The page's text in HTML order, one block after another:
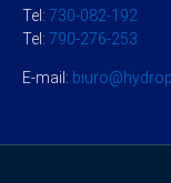
Tel: 730-082-192
Tel: 790-276-253
E-mail: